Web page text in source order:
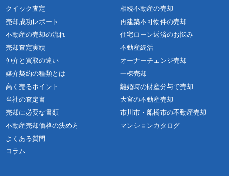
クイック査定
売却成功レポート
不動産の売却の流れ
売却査定実績
仲介と買取の違い
媒介契約の種類とは
高く売るポイント
当社の査定書
売却に必要な書類
不動産売却価格の決め方
よくある質問
コラム
相続不動産の売却
再建築不可物件の売却
住宅ローン返済のお悩み
不動産終活
オーナーチェンジ売却
一棟売却
離婚時の財産分与で売却
大宮の不動産売却
市川市・船橋市の不動産売却
マンションカタログ